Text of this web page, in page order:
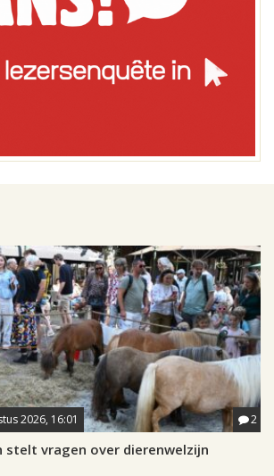
2026, 16:01 2
stelt vragen over dierenwelzijn